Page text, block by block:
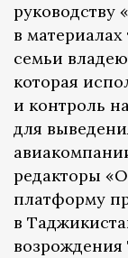
руководству
в
семьи
которая
и контроль
для
редакторы
платформу
в